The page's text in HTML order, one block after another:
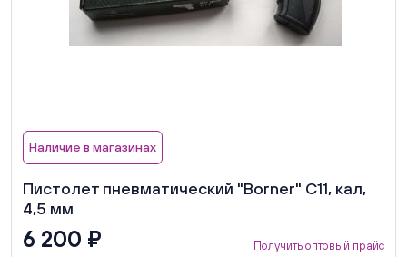
Наличие в магазинах
Пистолет пневматический "Borner" C11, кал,
4,5 мм
6 200 ₽ Получить оптовый прайс